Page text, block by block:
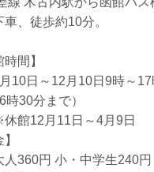
車、徒歩約10分。
時間】
10日～12月10日9時～17
時30分まで）
12月11日～4月9日
360円 小・中学生240円